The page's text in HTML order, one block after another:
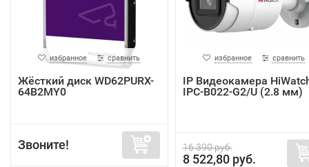
избранное сравнить
Жёсткий диск WD62PURX-
64B2MY0
Звоните!
избранное сравнить
IP Видеокамера
IPC-B022-G2/U (2.8 мм)
16 390 руб.
8 522,80 руб.